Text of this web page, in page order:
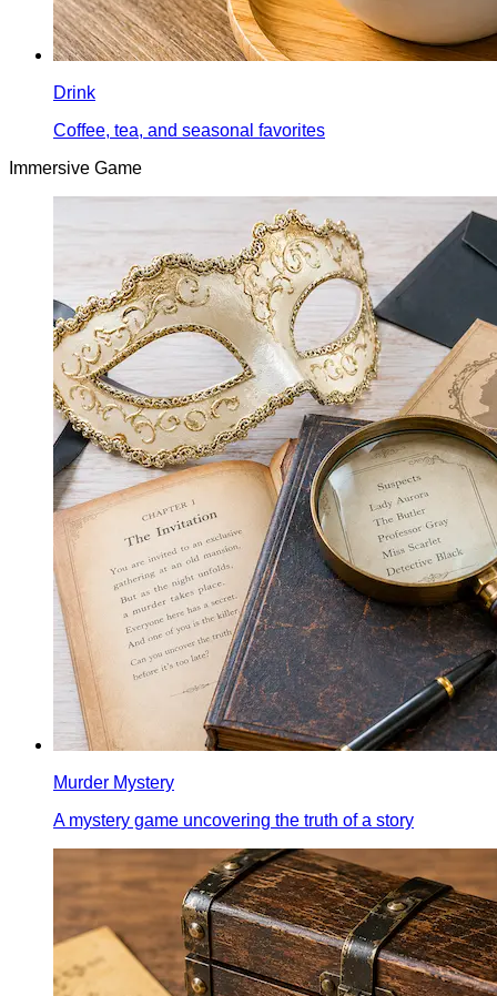
Drink
Coffee, tea, and seasonal favorites
Immersive Game
Murder Mystery
A mystery game uncovering the truth of a story